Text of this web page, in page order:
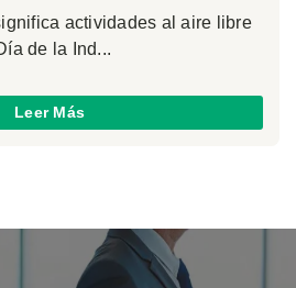
actividades al aire libre
de la Ind...
Leer Más